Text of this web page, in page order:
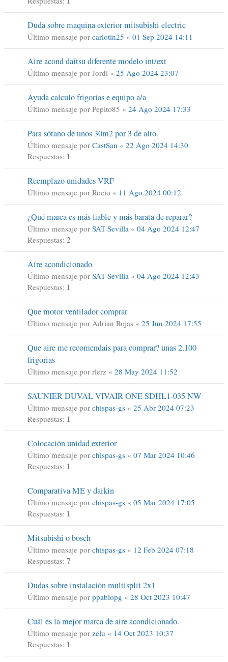
Duda sobre maquina exterior mitsubishi electric
Último mensaje por carlotin25 « 01 Sep 2024 14:11
Aire acond daitsu diferente modelo int/ext
Último mensaje por Jordi « 25 Ago 2024 23:07
Ayuda calculo frigorias e equipo a/a
Último mensaje por Pepito85 « 24 Ago 2024 17:33
Para sótano de unos 30m2 por 3 de alto.
Último mensaje por CastSan « 22 Ago 2024 14:30
Respuestas: 1
Reemplazo unidades VRF
Último mensaje por Rocio « 11 Ago 2024 00:12
¿Qué marca es más fiable y más barata de reparar?
Último mensaje por SAT Sevilla « 04 Ago 2024 12:47
Respuestas: 2
Aíre acondicionado
Último mensaje por SAT Sevilla « 04 Ago 2024 12:43
Respuestas: 1
Que motor ventilador comprar
Último mensaje por Adrian Rojas « 25 Jun 2024 17:55
Que aire me recomendais para comprar? unas 2.100
frigorias
Último mensaje por rlerz « 28 May 2024 11:52
SAUNIER DUVAL VIVAIR ONE SDHL1-035 NW
Último mensaje por chispas-gs « 25 Abr 2024 07:23
Respuestas: 1
Colocación unidad exterior
Último mensaje por chispas-gs « 07 Mar 2024 10:46
Respuestas: 1
Comparativa ME y daikin
Último mensaje por chispas-gs « 05 Mar 2024 17:05
Respuestas: 1
Mitsubishi o bosch
Último mensaje por chispas-gs « 12 Feb 2024 07:18
Respuestas: 7
Dudas sobre instalación multisplit 2x1
Último mensaje por ppablopg « 28 Oct 2023 10:47
Cuál es la mejor marca de aire acondicionado.
Último mensaje por zelu « 14 Oct 2023 10:37
Respuestas: 1